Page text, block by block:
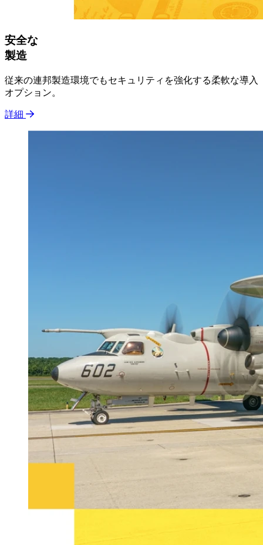
安全な
製造
従来の連邦製造環境でもセキュリティを強化する柔軟な導入
オプション。
詳細